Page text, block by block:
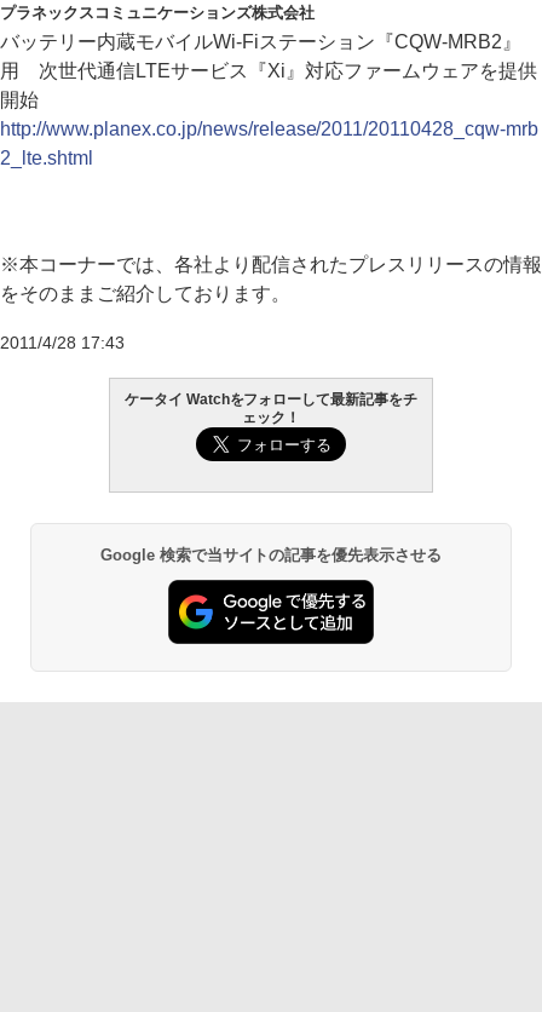
プラネックスコミュニケーションズ株式会社
バッテリー内蔵モバイルWi-Fiステーション『CQW-MRB2』
用 次世代通信LTEサービス『Xi』対応ファームウェアを提供
開始
http://www.planex.co.jp/news/release/2011/20110428_cqw-mrb
2_lte.shtml
※本コーナーでは、各社より配信されたプレスリリースの情報
をそのままご紹介しております。
2011/4/28 17:43
ケータイ Watchをフォローして最新記事をチ
ェック！
Google 検索で当サイトの記事を優先表示させる